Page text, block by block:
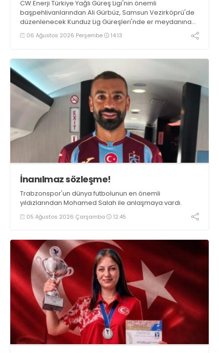
CW Enerji Türkiye Yağlı Güreş Ligi'nin önemli
başpehlivanlarından Ali Gürbüz, Samsun Vezirköprü'de
düzenlenecek Kunduz Lig Güreşleri'nde er meydanına
çıkmayacak.
06 Ağustos 2026 Perşembe 14:13
İnanılmaz sözleşme!
Trabzonspor'un dünya futbolunun en önemli
yıldızlarından Mohamed Salah ile anlaşmaya vardı.
05 Ağustos 2026 Çarşamba 12:45